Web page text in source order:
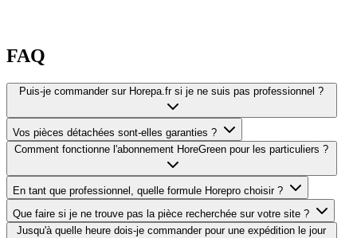
FAQ
Puis-je commander sur Horepa.fr si je ne suis pas professionnel ?
Vos pièces détachées sont-elles garanties ?
Comment fonctionne l'abonnement HoreGreen pour les particuliers ?
En tant que professionnel, quelle formule Horepro choisir ?
Que faire si je ne trouve pas la pièce recherchée sur votre site ?
Jusqu'à quelle heure dois-je commander pour une expédition le jour